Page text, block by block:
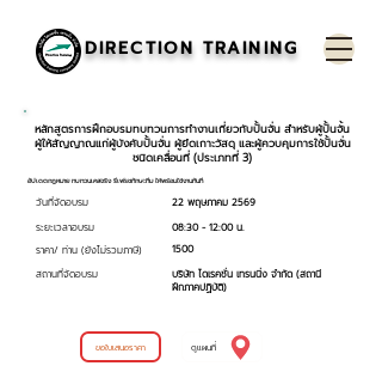
DIRECTION TRAINING
หลักสูตรการฝึกอบรมทบทวนการทำงานเกี่ยวกับปั้นจั่น สำหรับผู้ปั้นจั้น
ผู้ให้สัญญาณแก่ผู้บังคับปั้นจั่น ผู้ยึดเกาะวัสดุ และผู้ควบคุมการใช้ปั้นจั่น
ชนิดเคลื่อนที่ (ประเภทที่ 3)
อัปเดตกฎหมาย ทบทวนเคสจริง รีเฟรชทักษะทีม ให้พร้อมใช้งานทันที
วันที่จัดอบรม
ระยะเวลาอบรม
ราคา/ ท่าน (ยังไม่รวมภาษี)
สถานที่จัดอบรม
22 พฤษภาคม 2569
08:30 - 12:00 น.
1500
บริษัท ไดเรคชั่น เทรนนิ่ง จำกัด (สถานี
ฝึกภาคปฏิบัติ)
ขอใบเสนอราคา ดูแผนที่